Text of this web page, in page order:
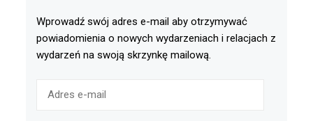
Wprowadź swój adres e-mail aby otrzymywać
powiadomienia o nowych wydarzeniach i relacjach z
wydarzeń na swoją skrzynkę mailową.